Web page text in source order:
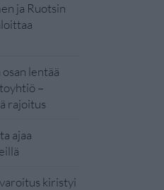
ja Ruotsin
lentää
–
rajoitus
ajaa
kiristyi